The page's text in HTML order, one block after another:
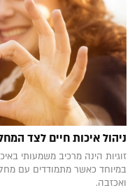
ניהול איכות חיים לצד
זוגיות הינה מרכיב משמעותי
במיוחד כאשר מתמודדים עם
ואכזבה.